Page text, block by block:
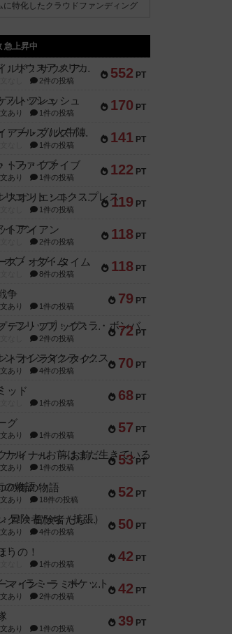
に特化したクラウドファンディング
急上昇中
552 PT
リワイルド：サウスアメリカ
2件の投稿
170 PT
ットフレッシュ
あり 1件の投稿
141 PT
ファイアー・ブルズ / 火牛陣
1件の投稿
122 PT
トゥ・ファイブ
あり 1件の投稿
119 PT
トランスオリエント・エクスプレス
1件の投稿
118 PT
トアイアン
2件の投稿
118 PT
ズ・オブ・タイム
8件の投稿
79 PT
争
あり 1件の投稿
72 PT
キャプテン・フリップ：イスラ・ボンバ
2件の投稿
70 PT
メメントオンラインタクティクス
あり 4件の投稿
68 PT
ッド
1件の投稿
57 PT
グ
あり 1件の投稿
53 PT
セミファイナル ～お前はまだ生きている～
あり 1件の投稿
52 PT
の街の物語
あり 18件の投稿
50 PT
クランク! ：冒険者たち（拡張）
あり 4件の投稿
42 PT
うの！
1件の投稿
42 PT
スターマイン・ラミー ポケット
あり 2件の投稿
39 PT
あり 1件の投稿